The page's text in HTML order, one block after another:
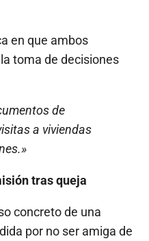
en que ambos
toma de decisiones
de
a viviendas
tras queja
concreto de una
por no ser amiga de